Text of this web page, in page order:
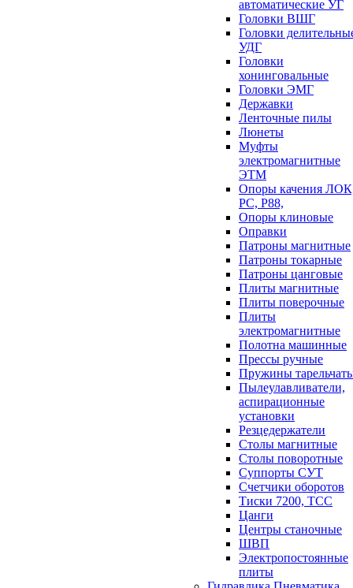
автоматические УГ
Головки ВШГ
Головки
УДГ
Головки
хонинговальные
Головки ЭМГ
Державки
Ленточные пилы
Люнеты
Муфты
электромагнитные
ЭТМ
Опоры качения
РС, Р88,
Опоры клиновые
Оправки
Патроны магнитные
Патроны токарные
Патроны цанговые
Плиты магнитные
Плиты поверочные
Плиты
электромагнитные
Полотна машинные
Прессы ручные
Пружины
Пылеулавливатели,
аспирационные
установки
Резцедержатели
Столы магнитные
Столы поворотные
Суппорты СУТ
Счетчики оборотов
Тиски 7200, ТСС
Цанги
Центры станочные
ШВП
Электропостоянные
плиты